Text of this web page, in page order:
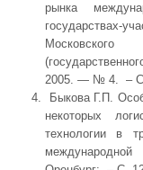
рынка
государствах-
Московского
2005. — № 4. –
Быкова Г.П.
некоторых
технологии в